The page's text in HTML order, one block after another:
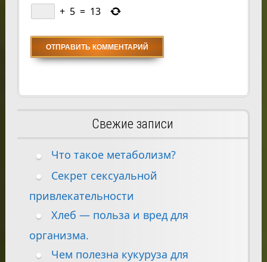
+ 5 = 13
Свежие записи
Что такое метаболизм?
Секрет сексуальной
привлекательности
Хлеб — польза и вред для
организма.
Чем полезна кукуруза для